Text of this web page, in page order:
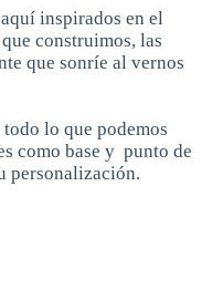
inspirados en el
construimos, las
que sonríe al vernos
lo que podemos
como base y punto de
personalización.